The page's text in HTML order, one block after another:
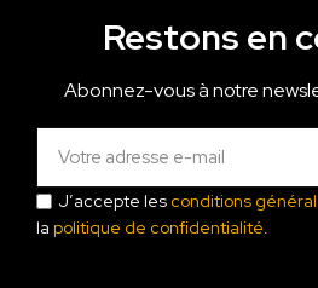
Restons en
Abonnez-vous à notre
J’accepte les conditions
la politique de confidentialité.